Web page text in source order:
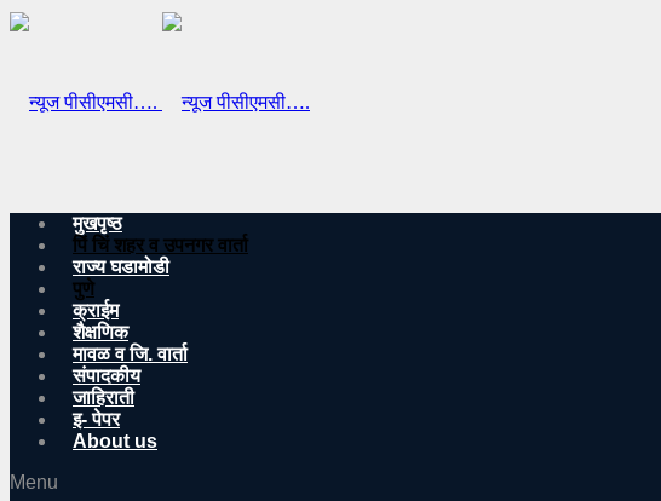
मुखपृष्ठ
पिं चिं शहर व उपनगर वार्ता
राज्य घडामोडी
पुणे
क्राईम
शैक्षणिक
मावळ व जि. वार्ता
संपादकीय
जाहिराती
इ- पेपर
About us
Menu